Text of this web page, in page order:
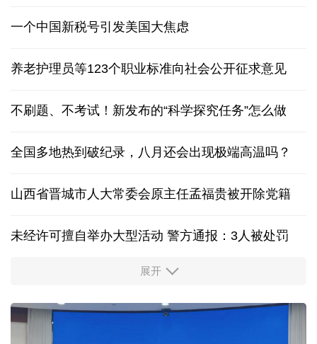
一个中国新税号引发美国大焦虑
养老护理员等123个职业标准向社会公开征求意见
不刷题、不考试！新发布的“科学探究任务”怎么做
全国多地热到破纪录，八月还会出现极端高温吗？
山西省晋城市人大常委会原主任孟福贵被开除党籍
未经许可擅自举办大型活动 警方通报：3人被处罚
中国多地出台带薪休假新政 释放消费潜力
AI客服承诺不实、人工客服接入困难 中消协回应
展开